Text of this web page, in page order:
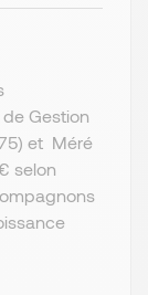
Gestion
et Méré
selon